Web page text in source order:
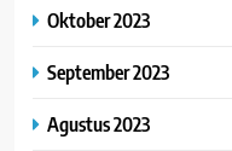
Oktober 2023
September 2023
Agustus 2023